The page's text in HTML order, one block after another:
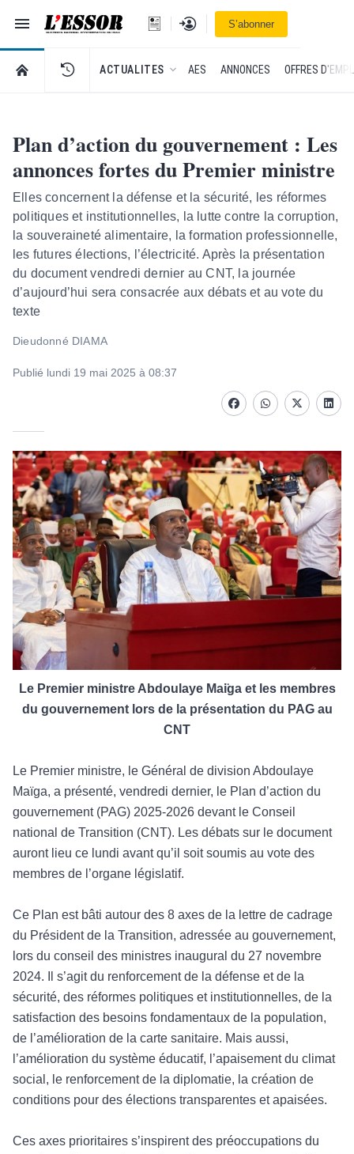
Navigation
L'Essor - retour à la une
Se connecterS’abonner
RETOUR À LA PAGE D’ACCUEIL DE L'ESSOR
ACTUALITES AES ANNONCES OFFRES
Plan d’action du gouvernement : Les
annonces fortes du Premier ministre
Elles concernent la défense et la sécurité, les réformes
politiques et institutionnelles, la lutte contre la corruption,
la souveraineté alimentaire, la formation professionnelle,
les futures élections, l’électricité. Après la présentation
du document vendredi dernier au CNT, la journée
d’aujourd’hui sera consacrée aux débats et au vote du
texte
Dieudonné DIAMA
Publié lundi 19 mai 2025 à 08:37
FacebookwhatsappTwitter
Le Premier ministre Abdoulaye Maïga et les membres
du gouvernement lors de la présentation du PAG au
CNT
Le Premier ministre, le Général de division Abdoulaye
Maïga, a présenté, vendredi dernier, le Plan d’action du
gouvernement (PAG) 2025-2026 devant le Conseil
national de Transition (CNT). Les débats sur le document
auront lieu ce lundi avant qu’il soit soumis au vote des
membres de l ’organe législatif.
Ce Plan est bâti autour des 8 axes de la lettre de cadrage
du Président de la Transition, adressée au gouvernement,
lors du conseil des ministres inaugural du 27 novembre
2024. Il s’agit du renforcement de l a défense et de la
sécurité, des réformes politiques et institutionnelles, de la
satisfaction des besoins fondamentaux de la population,
de l’amélioration de la carte sanitaire. Mais aussi,
l’amélioration du système éducatif, l’apaisement du climat
social, le renforcement de la diplomatie, la création de
conditions pour des élections transparentes et apaisées.
Ces axes prioritaires s’inspirent des préoccupations du